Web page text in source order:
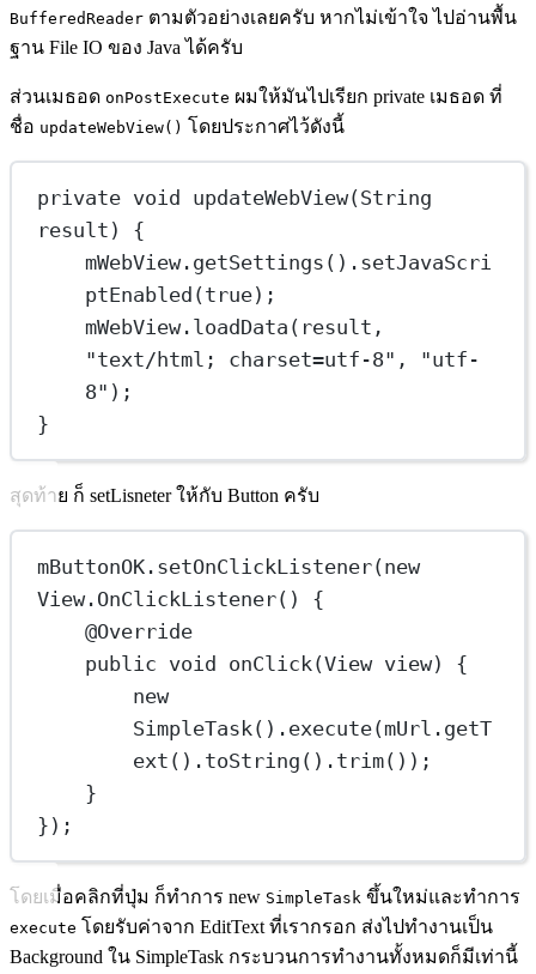
BufferedReader ตามตัวอย่างเลยครับ หากไม่เข้าใจ ไปอ่านพื้น
ฐาน File IO ของ Java ได้ครับ
ส่วนเมธอด onPostExecute ผมให้มันไปเรียก private เมธอด ที่
ชื่อ updateWebView() โดยประกาศไว้ดังนี้
private void updateWebView(String
result) {
mWebView. getSettings (). setJavaScri
ptEnabled (true);
mWebView. loadData
"text/html; charset=utf-8" , "utf-
8" );
}
สุดท้าย ก็ setLisneter ให้กับ Button ครับ
mButtonOK. setOnClickListener(new
View. OnClickListener() {
@Override
public void onClick (View view) {
new
SimpleTask (). execute(mUrl. getT
ext (). toString (). trim());
}
});
โดยเมื่อคลิกที่ปุ่ม ก็ทำการ new SimpleTask ขึ้นใหม่และทำการ
execute โดยรับค่าจาก EditText ที่เรากรอก ส่งไปทำงานเป็น
Background ใน SimpleTask กระบวนการทำงานทั้งหมดก็มีเท่านี้